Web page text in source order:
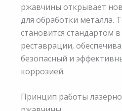
ржавчины открывает
для обработки металла.
становится стандартом
реставрации,
безопасный и
коррозией.
Принцип работы